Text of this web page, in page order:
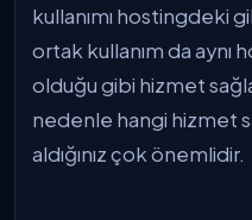
kullanımı hostingdeki
ortak kullanım da aynı
olduğu gibi hizmet
nedenle hangi hizmet
aldığınız çok önemlidir.